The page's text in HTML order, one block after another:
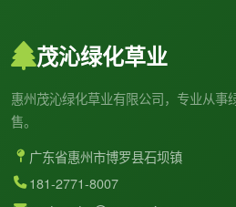
茂沁绿化草业
惠州茂沁绿化草业有限公司，专业从事
售。
广东省惠州市博罗县石坝镇
181-2771-8007